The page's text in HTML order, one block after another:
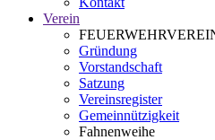
Verein
Gründung
Vorstandschaft
Satzung
Vereinsregister
Gemeinnützigkeit
Fahnenweihe